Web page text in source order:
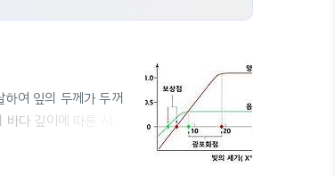
여 잎의 두께가 두꺼
다 깊이에 따른 서식
일조 시간과 식물의
화 (e.g. 붓꽃) 단일 식